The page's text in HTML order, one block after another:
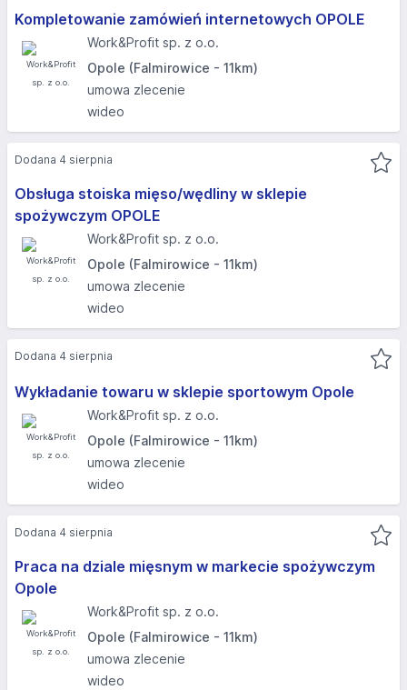
Kompletowanie zamówień internetowych OPOLE
Work&Profit sp. z o.o.
Opole (Falmirowice - 11km)
umowa zlecenie
wideo
Obsługa stoiska mięso/wędliny w sklepie
spożywczym OPOLE
Work&Profit sp. z o.o.
Opole (Falmirowice - 11km)
umowa zlecenie
wideo
Dodana 4 sierpnia
Wykładanie towaru w sklepie sportowym Opole
Work&Profit sp. z o.o.
Opole (Falmirowice - 11km)
umowa zlecenie
wideo
Dodana 4 sierpnia
Praca na dziale mięsnym w markecie spożywczym
Opole
Work&Profit sp. z o.o.
Opole (Falmirowice - 11km)
umowa zlecenie
wideo
Dodana 4 sierpnia